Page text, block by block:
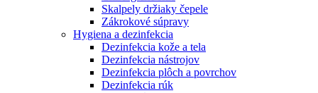
Skalpely držiaky čepele
Zákrokové súpravy
Hygiena a dezinfekcia
Dezinfekcia kože a tela
Dezinfekcia nástrojov
Dezinfekcia plôch a povrchov
Dezinfekcia rúk